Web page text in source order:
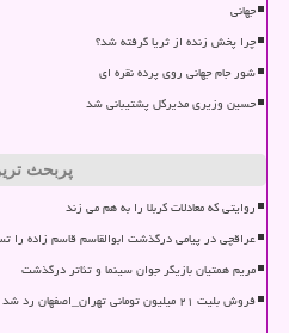
جهانی
چرا پخش زنده از ثریا گرفته شد؟
شور جام جهانی روی پرده نقره ای
حسین وزیری مدیرکل پشتیبانی شد
پربحث
روایتی که معادلات کربلا را به هم می زند
عراقچی در پیامی درگذشت ابوالقاسم قاسم زاده را
مریم همتیان بازیگر جوان سینما و تئاتر درگذشت
فروش بلیت ۲۱ میلیون تومانی تهران_اصفهان رد شد